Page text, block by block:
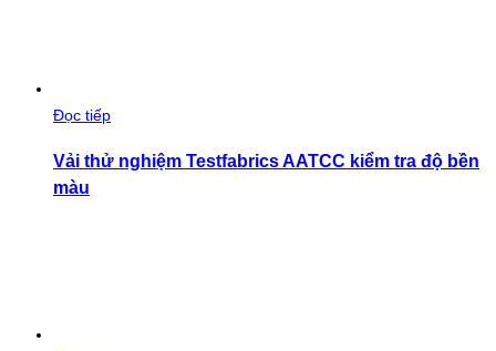
Đọc tiếp
Vải thử nghiệm Testfabrics AATCC kiểm tra độ bền
màu